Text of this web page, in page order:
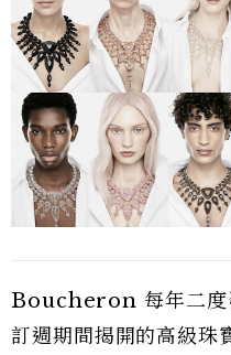
Boucheron 每年二度
訂週期間揭開的高級珠